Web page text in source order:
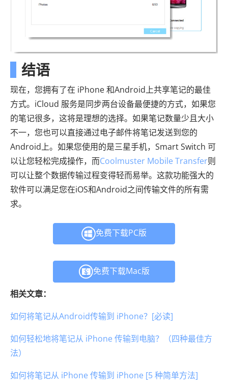
结语
现在，您拥有了在 iPhone 和Android上共享笔记的最佳
方式。iCloud 服务是同步两台设备最便捷的方式，如果您
的笔记很多，这将是理想的选择。如果笔记数量少且大小
不一，您也可以直接通过电子邮件将笔记发送到您的
Android上。如果您使用的是三星手机，Smart Switch 可
以让您轻松完成操作，而Coolmuster Mobile Transfer则
可以让整个数据传输过程变得轻而易举。这款功能强大的
软件可以满足您在iOS和Android之间传输文件的所有需
求。
免费下载PC版
免费下载Mac版
相关文章：
如何将笔记从Android传输到 iPhone？[必读]
如何轻松地将笔记从 iPhone 传输到电脑？（四种最佳方
法）
如何将笔记从 iPhone 传输到 iPhone [5 种简单方法]